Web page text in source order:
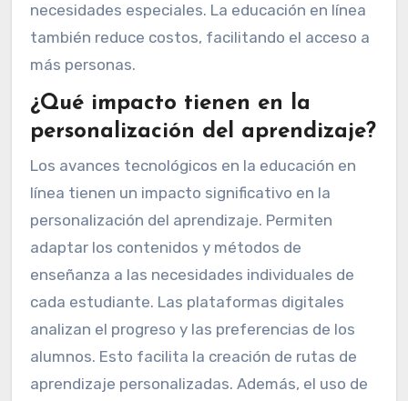
necesidades especiales. La educación en línea
también reduce costos, facilitando el acceso a
más personas.
¿Qué impacto tienen en la
personalización del aprendizaje?
Los avances tecnológicos en la educación en
línea tienen un impacto significativo en la
personalización del aprendizaje. Permiten
adaptar los contenidos y métodos de
enseñanza a las necesidades individuales de
cada estudiante. Las plataformas digitales
analizan el progreso y las preferencias de los
alumnos. Esto facilita la creación de rutas de
aprendizaje personalizadas. Además, el uso de